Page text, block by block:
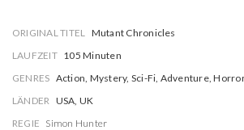
ORIGINAL TITEL Mutant Chronicles
LAUFZEIT 105 Minuten
GENRES Action, Mystery, Sci-Fi, Adventure,
LÄNDER USA, UK
REGIE Simon Hunter